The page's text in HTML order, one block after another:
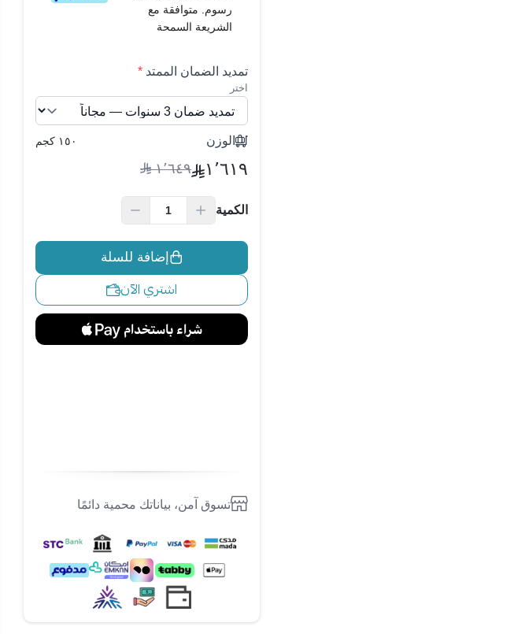
رسوم. متوافقة مع
الشريعة السمحة
تمديد الضمان الممتد *
اختر
الوزن ١٥٠ كجم
١٬٦١٩ ١٬٦٤٩
الكمية
إضافة للسلة
اشتري الآن
تسوق آمن، بياناتك محمية دائمًا